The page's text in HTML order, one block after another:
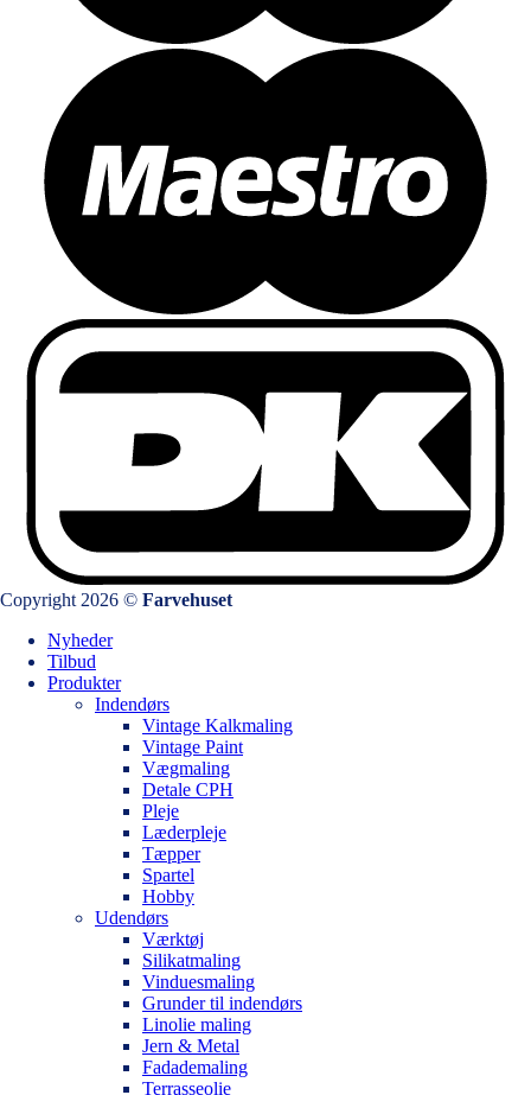
Copyright 2026 © Farvehuset
Nyheder
Tilbud
Produkter
Indendørs
Vintage Kalkmaling
Vintage Paint
Vægmaling
Detale CPH
Pleje
Læderpleje
Tæpper
Spartel
Hobby
Udendørs
Værktøj
Silikatmaling
Vinduesmaling
Grunder til indendørs
Linolie maling
Jern & Metal
Fadademaling
Terrasseolie